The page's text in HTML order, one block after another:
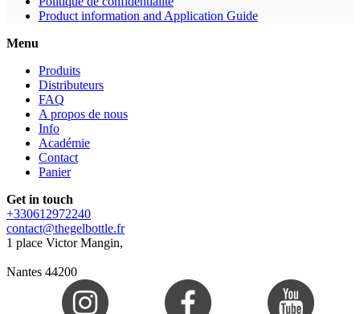
Product information and Application Guide
Menu
Produits
Distributeurs
FAQ
A propos de nous
Info
Académie
Contact
Panier
Get in touch
+330612972240
contact@thegelbottle.fr
1 place Victor Mangin,
Nantes 44200